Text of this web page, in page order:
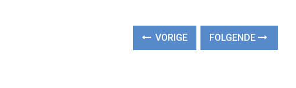
VORIGE FOLGENDE